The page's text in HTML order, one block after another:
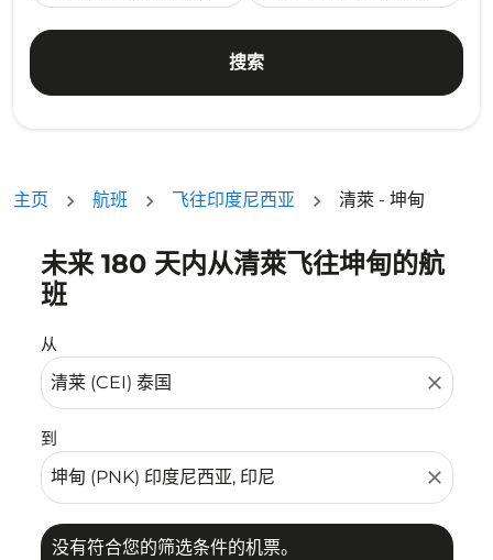
搜索
主页 航班 飞往印度尼西亚 清萊 - 坤甸
未来 180 天内从清萊飞往坤甸的航
班
从
close
到
close
没有符合您的筛选条件的机票。
没有符合您的筛选条件的机票。请调整您的筛选条件。